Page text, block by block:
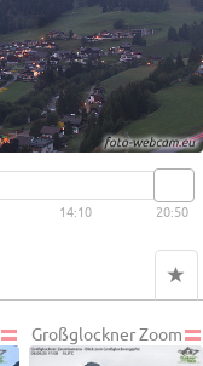
View
14:10 20:50
Großglockner Zoom